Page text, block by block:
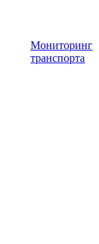
Мониторинг
транспорта